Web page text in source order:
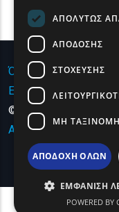
Όροι χρήσης |
Επικοινωνία
© Copyright 2024 - All
Ανατολικής
youtube
ΑΠΟΛΎΤΩΣ
ΑΠΌΔΟΣΗΣ
ΣΤΌΧΕΥΣΗΣ
ΜΗ
ΑΠΟΔΟΧΉ ΌΛΩΝ
ΕΜΦΆΝΙΣΗ
POWERED BY